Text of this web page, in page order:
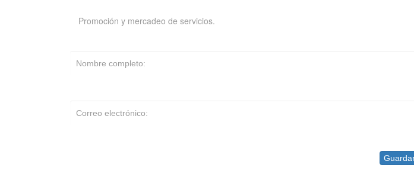
Promoción y mercadeo de servicios.